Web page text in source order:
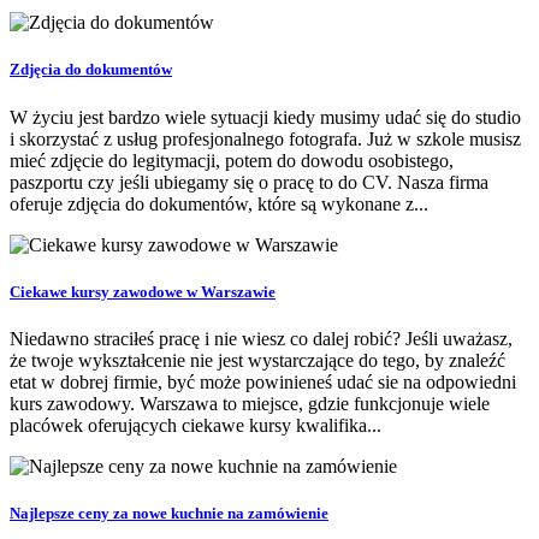
Zdjęcia do dokumentów
W życiu jest bardzo wiele sytuacji kiedy musimy udać się do studio
i skorzystać z usług profesjonalnego fotografa. Już w szkole musisz
mieć zdjęcie do legitymacji, potem do dowodu osobistego,
paszportu czy jeśli ubiegamy się o pracę to do CV. Nasza firma
oferuje zdjęcia do dokumentów, które są wykonane z...
Ciekawe kursy zawodowe w Warszawie
Niedawno straciłeś pracę i nie wiesz co dalej robić? Jeśli uważasz,
że twoje wykształcenie nie jest wystarczające do tego, by znaleźć
etat w dobrej firmie, być może powinieneś udać sie na odpowiedni
kurs zawodowy. Warszawa to miejsce, gdzie funkcjonuje wiele
placówek oferujących ciekawe kursy kwalifika...
Najlepsze ceny za nowe kuchnie na zamówienie